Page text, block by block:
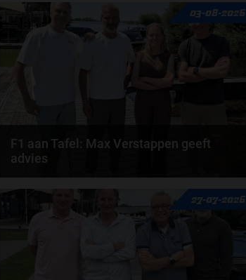
03-08-2026
F1 aan Tafel: Max Verstappen geeft
advies
Max Verstappen adviseert Red Bull. Gaat George
Russell weg bij Mercedes? En moet de budgetcap...
27-07-2026